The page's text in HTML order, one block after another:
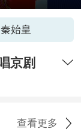
始皇
京剧
查看更多